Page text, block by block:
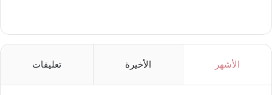
الأشهر الأخيرة تعليقات